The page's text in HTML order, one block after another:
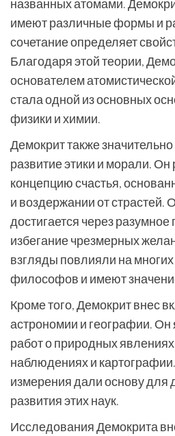
названных атомами.
имеют различные формы и
сочетание определяет
Благодаря этой теории,
основателем
стала одной из основных
физики и химии.
Демокрит также
развитие этики и морали. Он
концепцию счастья,
и воздержании от страстей.
достигается через
избегание чрезмерных
взгляды повлияли на
философов и имеют
Кроме того, Демокрит внес
астрономии и географии. Он
работ о природных
наблюдениях и
измерения дали основу для
развития этих наук.
Исследования Демокрита